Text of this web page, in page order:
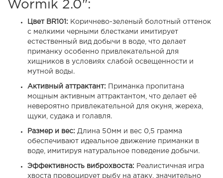
Wormik 2.0":
Цвет BR101: Коричнево-зеленый болотный оттенок
с мелкими черными блестками имитирует
естественный вид добычи в воде, что делает
приманку особенно привлекательной для
хищников в условиях слабой освещенности и
мутной воды.
Активный аттрактант: Приманка пропитана
мощным активным аттрактантом, что делает её
невероятно привлекательной для окуня, жереха,
щуки, судака и голавля.
Размер и вес: Длина 50мм и вес 0,5 грамма
обеспечивают идеальное движение приманки в
воде, имитируя натуральное поведение добычи.
Эффективность виброхвоста: Реалистичная игра
хвоста провоцирует рыбу на атаку, значительно